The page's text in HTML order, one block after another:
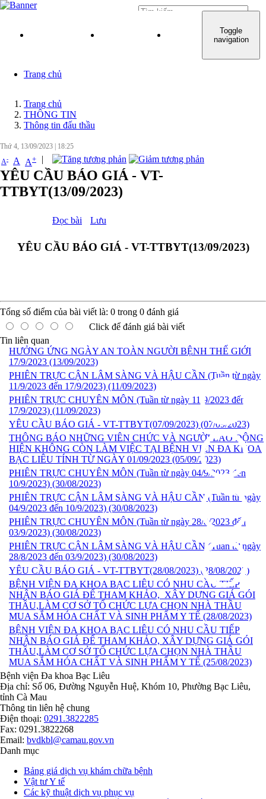
QUY TRÌNH KHÁM
Toggle
navigation
Trang chủ
Trang chủ
THÔNG TIN
Thông tin đấu thầu
Thứ 4, 13/09/2023
18:25
A- A A+ |
YÊU CẦU BÁO GIÁ - VT-
TTBYT(13/09/2023)
Đọc bài Lưu
YÊU CẦU BÁO GIÁ - VT-TTBYT(13/09/2023)
Tổng số điểm của bài viết là: 0 trong 0 đánh giá
Click để đánh giá bài viết
Tin liên quan
HƯỞNG ỨNG NGÀY AN TOÀN NGƯỜI BỆNH THẾ GIỚI
17/9/2023 (13/09/2023)
PHIÊN TRỰC CẬN LÂM SÀNG VÀ HẬU CẦN (Tuần từ ngày
11/9/2023 đến 17/9/2023) (11/09/2023)
PHIÊN TRỰC CHUYÊN MÔN (Tuần từ ngày 11/9/2023 đến
17/9/2023) (11/09/2023)
YÊU CẦU BÁO GIÁ - VT-TTBYT(07/09/2023) (07/09/2023)
THÔNG BÁO NHỮNG VIÊN CHỨC VÀ NGƯỜI LAO ĐỘNG
HIỆN KHÔNG CÒN LÀM VIỆC TẠI BỆNH VIỆN ĐA KHOA
BẠC LIÊU TÍNH TỪ NGÀY 01/09/2023 (05/09/2023)
PHIÊN TRỰC CHUYÊN MÔN (Tuần từ ngày 04/9/2023 đến
10/9/2023) (30/08/2023)
PHIÊN TRỰC CẬN LÂM SÀNG VÀ HẬU CẦN (Tuần từ ngày
04/9/2023 đến 10/9/2023) (30/08/2023)
PHIÊN TRỰC CHUYÊN MÔN (Tuần từ ngày 28/8/2023 đến
03/9/2023) (30/08/2023)
PHIÊN TRỰC CẬN LÂM SÀNG VÀ HẬU CẦN (Tuần từ ngày
28/8/2023 đến 03/9/2023) (30/08/2023)
YÊU CẦU BÁO GIÁ - VT-TTBYT(28/08/2023) (28/08/2023)
BỆNH VIỆN ĐA KHOA BẠC LIÊU CÓ NHU CẦU TIẾP
NHẬN BÁO GIÁ ĐỂ THAM KHẢO, XÂY DỰNG GIÁ GÓI
THẦU,LÀM CƠ SỞ TỔ CHỨC LỰA CHỌN NHÀ THẦU
MUA SẮM HÓA CHẤT VÀ SINH PHẨM Y TẾ (28/08/2023)
BỆNH VIỆN ĐA KHOA BẠC LIÊU CÓ NHU CẦU TIẾP
NHẬN BÁO GIÁ ĐỂ THAM KHẢO, XÂY DỰNG GIÁ GÓI
THẦU,LÀM CƠ SỞ TỔ CHỨC LỰA CHỌN NHÀ THẦU
MUA SẮM HÓA CHẤT VÀ SINH PHẨM Y TẾ (25/08/2023)
Bệnh viện Đa khoa Bạc Liêu
Địa chỉ: Số 06, Đường Nguyễn Huệ, Khóm 10, Phường Bạc Liêu,
tỉnh Cà Mau
Thông tin liên hệ chung
Điện thoại: 0291.3822285
Fax: 0291.3822268
Email: bvdkbl@camau.gov.vn
Danh mục
Bảng giá dịch vụ khám chữa bệnh
Vật tư Y tế
Các kỹ thuật dịch vụ phục vụ